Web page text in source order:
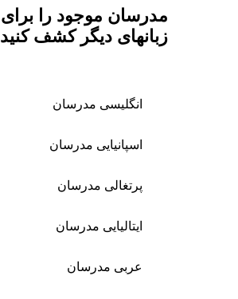
مدرسان موجود را برای
زبانهای دیگر کشف کنید
انگلیسی مدرسان
اسپانیایی مدرسان
پرتغالی مدرسان
ایتالیایی مدرسان
عربی مدرسان